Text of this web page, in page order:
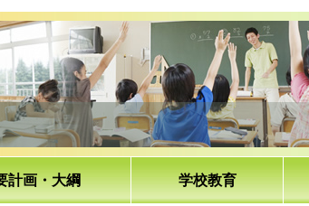
計画・大綱 学校教育